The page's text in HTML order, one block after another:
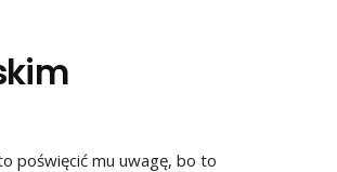
poświęcić mu uwagę, bo to